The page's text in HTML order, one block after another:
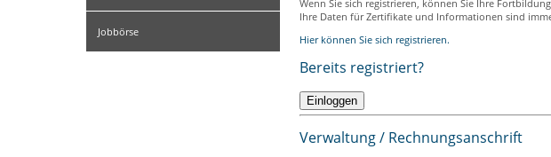
Jobbörse
Wenn Sie sich registrieren, können Sie Ihre
Ihre Daten für Zertifikate und Informationen sind
Hier können Sie sich registrieren.
Bereits registriert?
Verwaltung / Rechnungsanschrift